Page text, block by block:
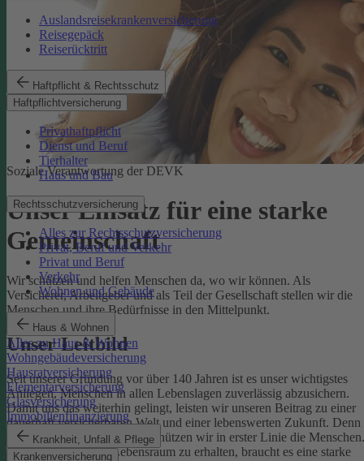
Auslandsreisekrankenversicherung
Reisegepäck
Reiserücktritt
Haftpflicht & Rechtsschutz
Haftpflichtversicherung
Privathaftpflicht
Dienst und Beruf
Tierhalter
Haus und Bau
Rechtsschutzversicherung
Alles zur Rechtsschutzversicherung
Privat, Beruf und Verkehr
Privat und Beruf
Verkehr
Wohnen und Gebäude
Haus & Wohnen
Alles zu Haus & Wohnen
Wohngebäudeversicherung
Hausratversicherung
Elementarversicherung
Glasversicherung
Immobilienfinanzierung
Krankheit, Unfall & Pflege
Krankenversicherung
Soziale Verantwortung der DEVK
Unser Einsatz für eine starke
Gemeinschaft
Wir schützen und helfen Menschen da, wo wir können. Als
Versicherer, Arbeitgeber und als Teil der Gesellschaft stellen wir die
Menschen und ihre Bedürfnisse in den Mittelpunkt.
Unser Leitbild
Seit unserer Gründung vor über 140 Jahren ist es unser wichtigstes
Anliegen, Menschen in allen Lebenslagen zuverlässig abzusichern.
Damit uns das weiterhin gelingt, leisten wir unseren Beitrag zu einer
dauerhaft versicherbaren Welt und einer lebenswerten Zukunft. Denn
schützen wir das Klima, so schützen wir in erster Linie die Menschen.
Um einen gesunden Lebensraum zu erhalten, braucht es eine starke